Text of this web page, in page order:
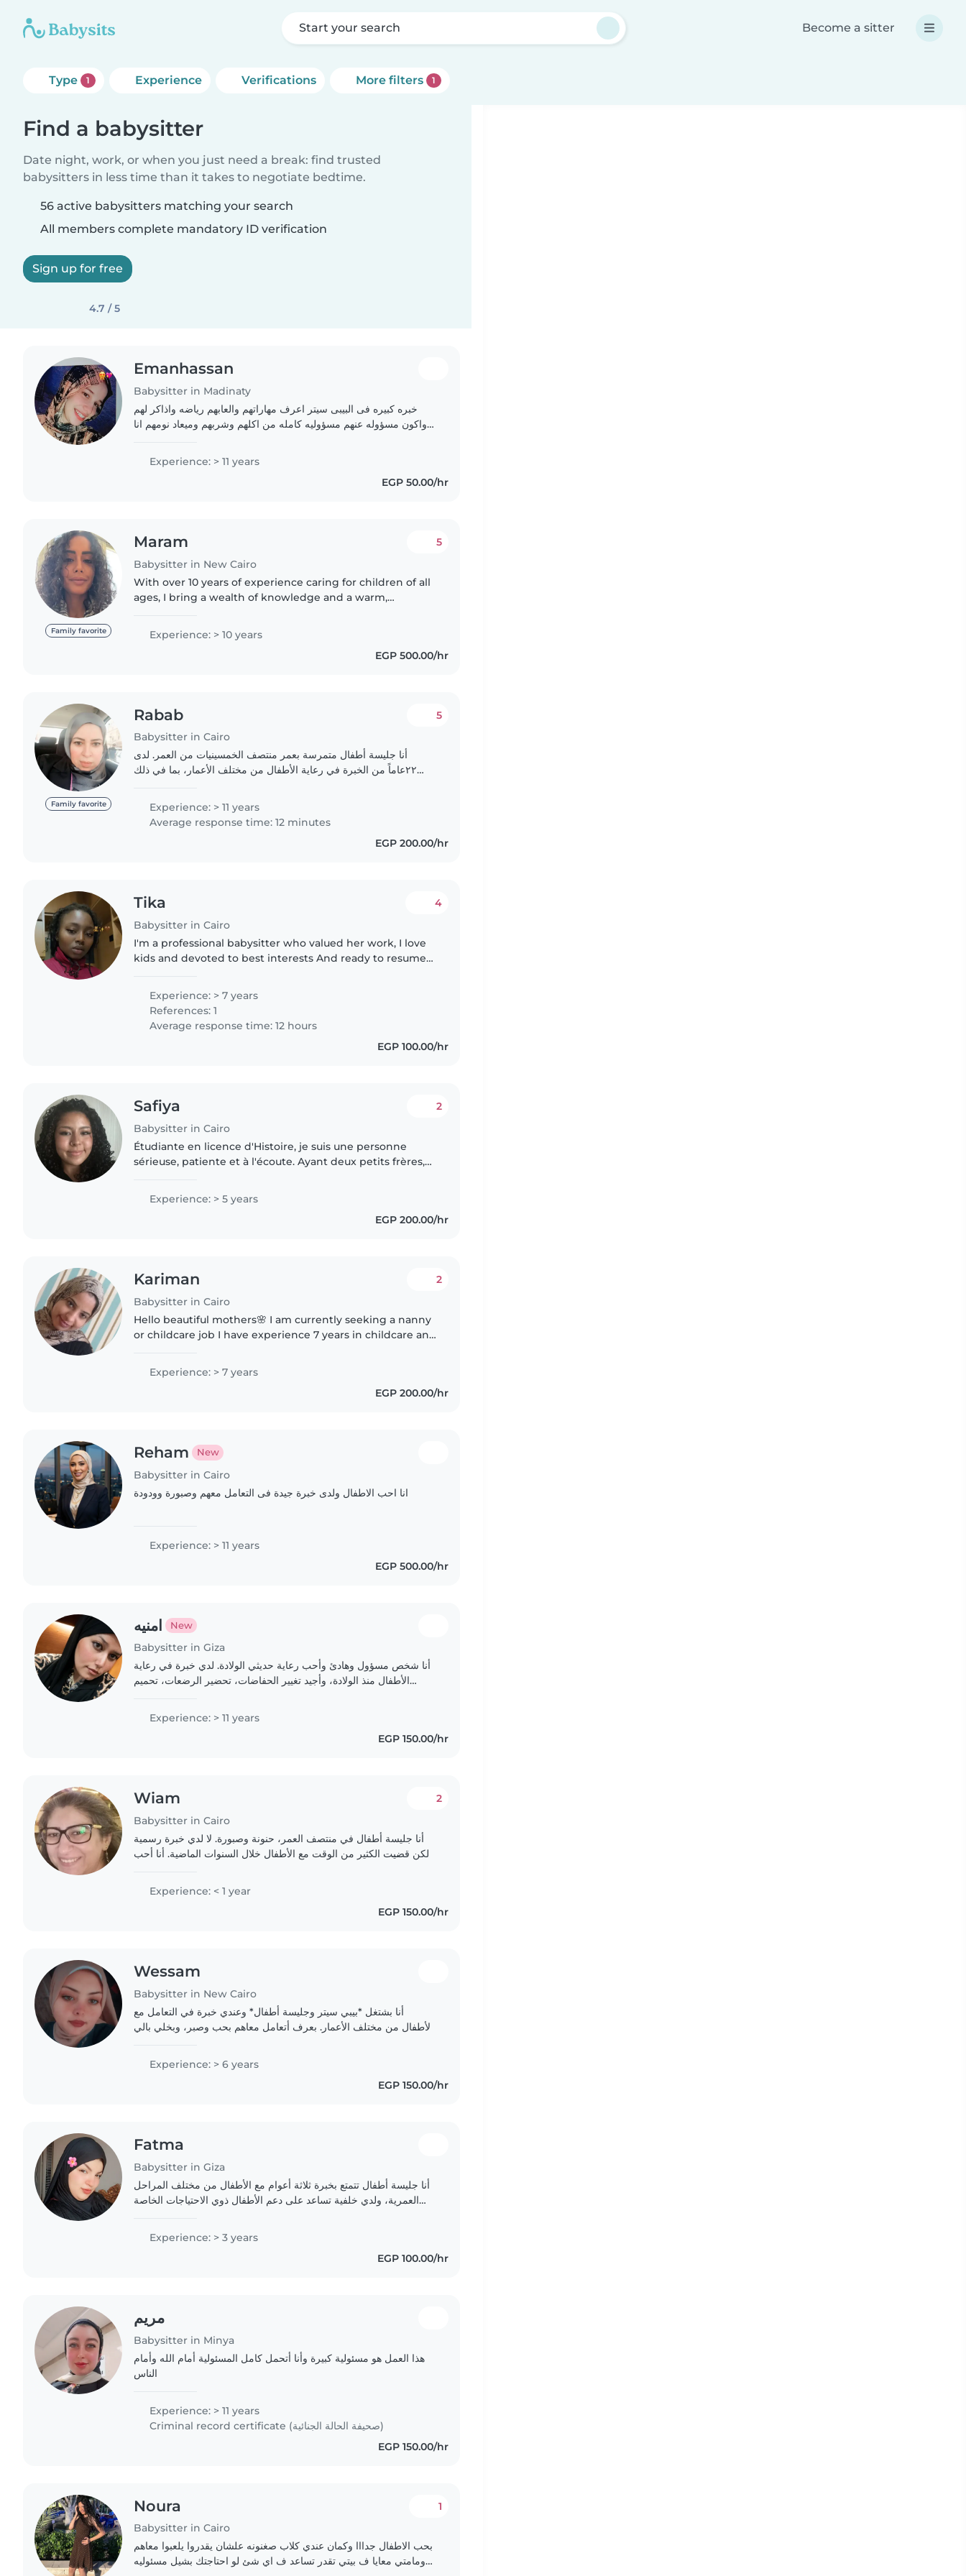
Start your search Become a sitter
Type 1 Experience Verifications More filters 1
Find a babysitter
Date night, work, or when you just need a break: find trusted
babysitters in less time than it takes to negotiate bedtime.
56 active babysitters matching your search
All members complete mandatory ID verification
Sign up for free
4.7 / 5
Emanhassan
Babysitter in Madinaty
خبره كبيره فى البيبى سيتر اعرف مهاراتهم والعابهم رياضه واذاكر لهم
واكون مسؤوله عنهم مسؤوليه كامله من اكلهم وشربهم وميعاد نومهم انا
Experience: > 11 years
EGP 50.00/hr
Family favorite
Maram
Babysitter in New Cairo
5
With over 10 years of experience caring for children of all
ages, I bring a wealth of knowledge and a warm,
Experience: > 10 years
EGP 500.00/hr
Family favorite
Rabab
Babysitter in Cairo
5
أنا جليسة أطفال متمرسة بعمر منتصف الخمسينيات من العمر. لدى
٢٢عاماً من الخبرة في رعاية الأطفال من مختلف الأعمار، بما في ذلك
Experience: > 11 years
Average response time: 12 minutes
EGP 200.00/hr
Tika
Babysitter in Cairo
4
I'm a professional babysitter who valued her work, I love
kids and devoted to best interests And ready to resume
Experience: > 7 years
References: 1
Average response time: 12 hours
EGP 100.00/hr
Safiya
Babysitter in Cairo
2
Étudiante en licence d'Histoire, je suis une personne
sérieuse, patiente et à l'écoute. Ayant deux petits frères,
j'apprécie..
Experience: > 5 years
EGP 200.00/hr
Kariman
Babysitter in Cairo
2
Hello beautiful mothers🌸 I am currently seeking a nanny
or childcare job I have experience 7 years in childcare and
the client's..
Experience: > 7 years
EGP 200.00/hr
Reham New
Babysitter in Cairo
انا احب الاطفال ولدى خبرة جيدة فى التعامل معهم وصبورة وودودة
Experience: > 11 years
EGP 500.00/hr
امنيه New
Babysitter in Giza
أنا شخص مسؤول وهادئ وأحب رعاية حديثي الولادة. لدي خبرة في رعاية
الأطفال منذ الولادة، وأجيد تغيير الحفاضات، تحضير الرضعات، تحميم
Experience: > 11 years
EGP 150.00/hr
Wiam
Babysitter in Cairo
2
أنا جليسة أطفال في منتصف العمر، حنونة وصبورة. لا لدي خبرة رسمية
ولكن قضيت الكثير من الوقت مع الأطفال خلال السنوات الماضية. أنا أحب
Experience: < 1 year
EGP 150.00/hr
Wessam
Babysitter in New Cairo
أنا بشتغل *بيبي سيتر وجليسة أطفال* وعندي خبرة في التعامل مع
الأطفال من مختلف الأعمار. بعرف أتعامل معاهم بحب وصبر، وبخلي بالي
Experience: > 6 years
EGP 150.00/hr
Fatma
Babysitter in Giza
أنا جليسة أطفال تتمتع بخبرة ثلاثة أعوام مع الأطفال من مختلف المراحل
العمرية، ولدي خلفية تساعد على دعم الأطفال ذوي الاحتياجات الخاصة
Experience: > 3 years
EGP 100.00/hr
مريم
Babysitter in Minya
هذا العمل هو مسئولية كبيرة وأنا أتحمل كامل المسئولية أمام الله وأمام
الناس
Experience: > 11 years
Criminal record certificate (صحيفة الحالة الجنائية)
EGP 150.00/hr
Noura
Babysitter in Cairo
1
بحب الاطفال جدااا وكمان عندي كلاب صغنونه علشان يقدروا يلعبوا معاهم
ومامتي معايا ف بيتي تقدر تساعد ف اي شئ لو احتاجتك بشيل مسئوليه